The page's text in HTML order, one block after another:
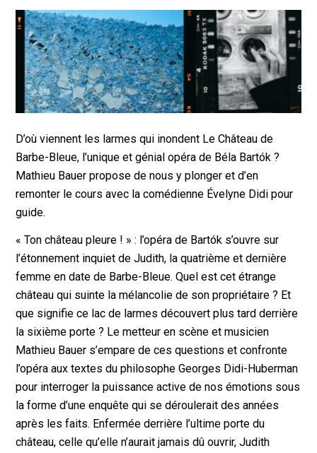
D’où viennent les larmes qui inondent Le Château de
Barbe-Bleue, l’unique et génial opéra de Béla Bartók ?
Mathieu Bauer propose de nous y plonger et d’en
remonter le cours avec la comédienne Évelyne Didi pour
guide.
« Ton château pleure ! » : l’opéra de Bartók s’ouvre sur
l’étonnement inquiet de Judith, la quatrième et dernière
femme en date de Barbe-Bleue. Quel est cet étrange
château qui suinte la mélancolie de son propriétaire ? Et
que signifie ce lac de larmes découvert plus tard derrière
la sixième porte ? Le metteur en scène et musicien
Mathieu Bauer s’empare de ces questions et confronte
l’opéra aux textes du philosophe Georges Didi-Huberman
pour interroger la puissance active de nos émotions sous
la forme d’une enquête qui se déroulerait des années
après les faits. Enfermée derrière l’ultime porte du
château, celle qu’elle n’aurait jamais dû ouvrir, Judith